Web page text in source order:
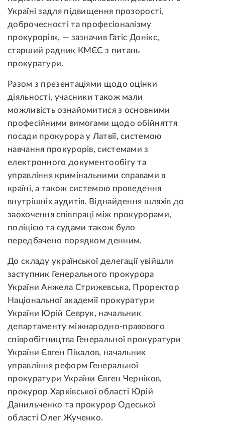
Україні задля підвищення прозорості,
доброчесності та професіоналізму
прокурорів», — зазначив Гатіс Донікс,
старший радник КМЄС з питань
прокуратури.
Разом з презентаціями щодо оцінки
діяльності, учасники також мали
можливість ознайомитися з основними
професійними вимогами щодо обійняття
посади прокурора у Латвії, системою
навчання прокурорів, системами з
електронного документообігу та
управління кримінальними справами в
країні, а також системою проведення
внутрішніх аудитів. Віднайдення шляхів до
заохочення співпраці між прокурорами,
поліцією та судами також було
передбачено порядком денним.
До складу української делегації увійшли
заступник Генерального прокурора
України Анжела Стрижевська, Проректор
Національної академії прокуратури
України Юрій Севрук, начальник
департаменту міжнародно-правового
співробітництва Генеральної прокуратури
України Євген Пікалов, начальник
управління реформ Генеральної
прокуратури України Євген Черніков,
прокурор Харківської області Юрій
Данильченко та прокурор Одеської
області Олег Жученко.